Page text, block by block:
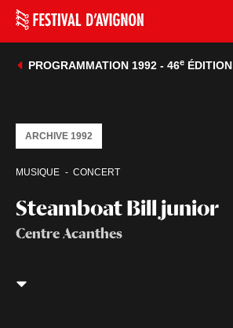
PROGRAMMATION 1992 - 46eÉDITION
Steamboat Bill junior
Centre Acanthes
MUSIQUE CONCERT
ARCHIVE 1992